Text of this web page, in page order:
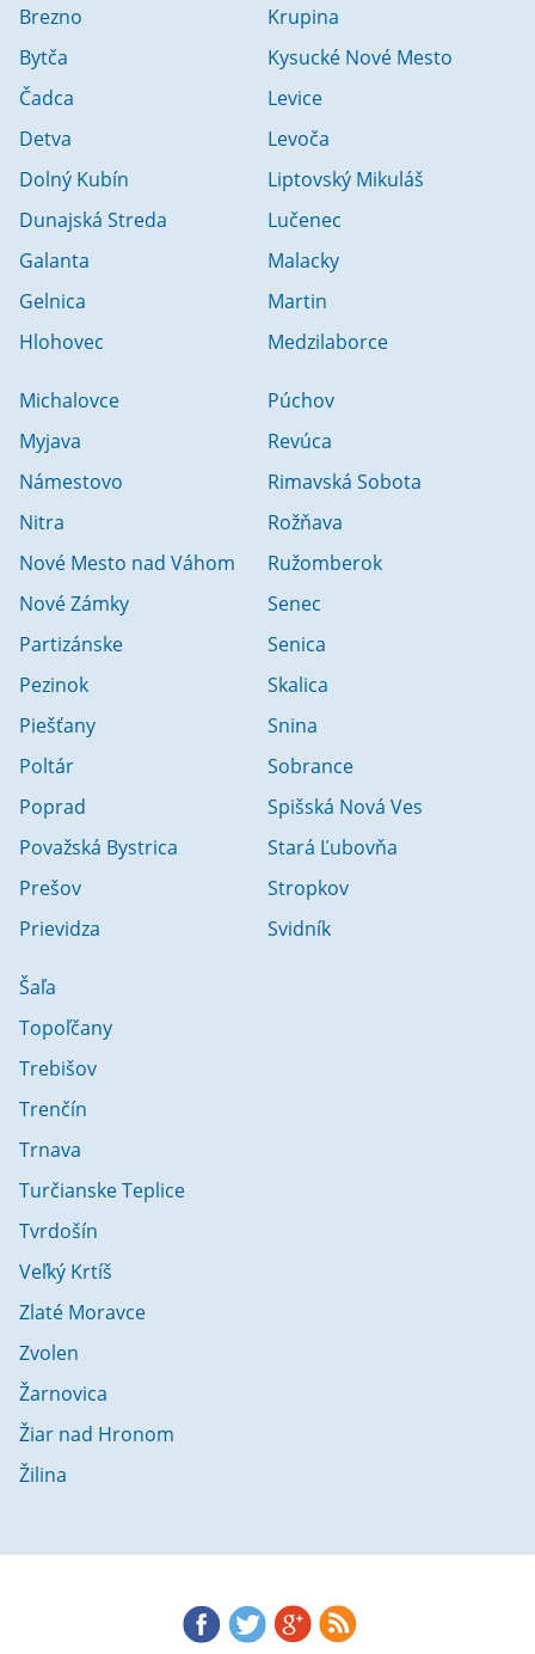
Brezno
Bytča
Čadca
Detva
Dolný Kubín
Dunajská Streda
Galanta
Gelnica
Hlohovec
Krupina
Kysucké Nové Mesto
Levice
Levoča
Liptovský Mikuláš
Lučenec
Malacky
Martin
Medzilaborce
Michalovce
Myjava
Námestovo
Nitra
Nové Mesto nad Váhom
Nové Zámky
Partizánske
Pezinok
Piešťany
Poltár
Poprad
Považská Bystrica
Prešov
Prievidza
Púchov
Revúca
Rimavská Sobota
Rožňava
Ružomberok
Senec
Senica
Skalica
Snina
Sobrance
Spišská Nová Ves
Stará Ľubovňa
Stropkov
Svidník
Šaľa
Topoľčany
Trebišov
Trenčín
Trnava
Turčianske Teplice
Tvrdošín
Veľký Krtíš
Zlaté Moravce
Zvolen
Žarnovica
Žiar nad Hronom
Žilina